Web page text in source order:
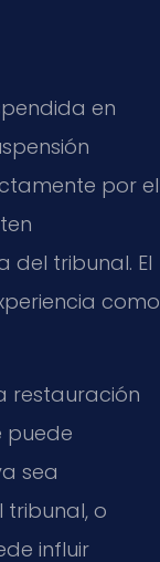
en
por el
tribunal. El
como
restauración
puede
sea
o
influir